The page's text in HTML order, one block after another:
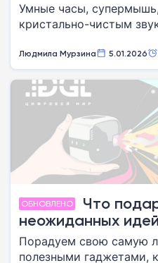
Умные часы,
кристально-чистым
Людмила Мурзина 5.01.2026
ОБНОВЛЕНО
Что
неожиданных идей
Порадуем свою самую
полезными гаджетами,